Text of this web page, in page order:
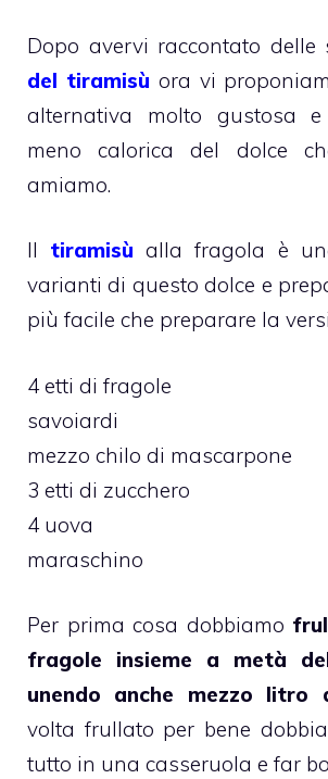
Dopo avervi raccontato delle
del tiramisù ora vi
alternativa molto gustosa
meno calorica del dolce
amiamo.
Il tiramisù alla fragola è
varianti di questo dolce e
più facile che preparare la
4 etti di fragole
savoiardi
mezzo chilo di mascarpone
3 etti di zucchero
4 uova
maraschino
Per prima cosa dobbiamo
fragole insieme a metà
unendo anche mezzo litro
volta frullato per bene
tutto in una casseruola e far